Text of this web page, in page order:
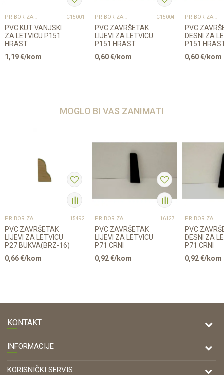
PRIBOR ZA UGRADNJU PODOVA – SVE NA JEDNOM MJESTU C15001
PVC KUT VANJSKI
ZA LETVICU P151
HRAST
1,19€/kom
PRIBOR ZA UGRADNJU PODOVA – SVE NA JEDNOM MJESTU C15004
PVC ZAVRŠETAK
LIJEVI ZA LETVICU
P151 HRAST
0,60€/kom
PRIBOR ZA UGRADNJU PODOVA – SVE NA JEDNOM MJESTU
PVC
DESNI ZA
P151
0,60€/kom
MOGLO BI VAS ZANIMATI
PRIBOR ZA UGRADNJU PODOVA – SVE NA JEDNOM MJESTU 15492
PVC ZAVRŠETAK
LIJEVI ZA LETVICU
P27 BUKVA(BRZ-16)
0,66€/kom
PRIBOR ZA UGRADNJU PODOVA – SVE NA JEDNOM MJESTU 16127
PVC ZAVRŠETAK
LIJEVI ZA LETVICU
P71 CRNI
0,92€/kom
PRIBOR ZA UGRADNJU PODOVA – SVE NA JEDNOM MJESTU
PVC
DESNI ZA
P71 CRNI
0,92€/kom
KONTAKT
DRVONA D.O.O.
Antuna Mihanovića 7,
47000 Karlovac
INFORMACIJE
O nama
KORISNIČKI SERVIS